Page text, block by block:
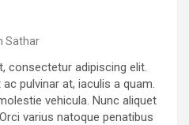
Sathar
consectetur adipiscing elit.
pulvinar at, iaculis a quam.
vehicula. Nunc aliquet
varius natoque penatibus